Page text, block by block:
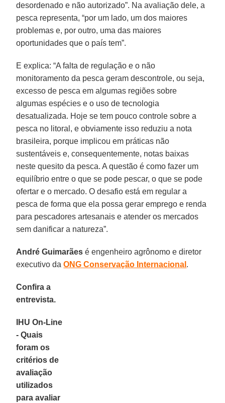
desordenado e não autorizado”. Na avaliação dele, a
pesca representa, “por um lado, um dos maiores
problemas e, por outro, uma das maiores
oportunidades que o país tem”.
E explica: “A falta de regulação e o não
monitoramento da pesca geram descontrole, ou seja,
excesso de pesca em algumas regiões sobre
algumas espécies e o uso de tecnologia
desatualizada. Hoje se tem pouco controle sobre a
pesca no litoral, e obviamente isso reduziu a nota
brasileira, porque implicou em práticas não
sustentáveis e, consequentemente, notas baixas
neste quesito da pesca. A questão é como fazer um
equilíbrio entre o que se pode pescar, o que se pode
ofertar e o mercado. O desafio está em regular a
pesca de forma que ela possa gerar emprego e renda
para pescadores artesanais e atender os mercados
sem danificar a natureza”.
André Guimarães é engenheiro agrônomo e diretor
executivo daONG Conservação Internacional .
Confira a
entrevista.
IHU On-Line
- Quais
foram os
critérios de
avaliação
utilizados
para avaliar